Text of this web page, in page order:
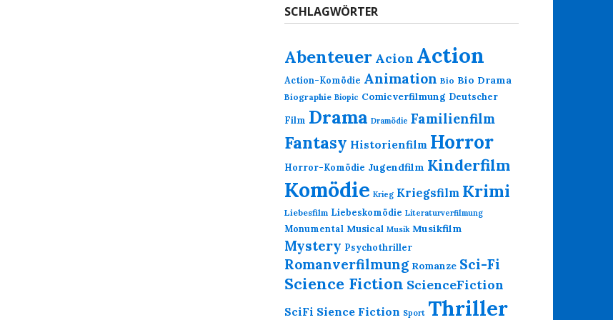
SCHLAGWÖRTER
Abenteuer Acion Action
Action-Komödie Animation Bio Bio Drama
Biographie Biopic Comicverfilmung Deutscher
Film Drama Dramödie Familienfilm
Fantasy Historienfilm Horror
Horror-Komödie Jugendfilm Kinderfilm
Komödie Krieg Kriegsfilm Krimi
Liebesfilm Liebeskomödie Literaturverfilmung
Monumental Musical Musik Musikfilm
Mystery Psychothriller
Romanverfilmung Romanze Sci-Fi
Science Fiction ScienceFiction
SciFi Sience Fiction Sport Thriller